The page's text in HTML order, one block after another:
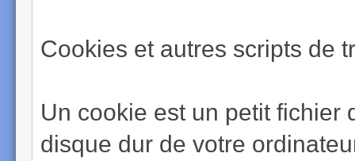
Cookies et autres scripts de
Un cookie est un petit fichier
disque dur de votre